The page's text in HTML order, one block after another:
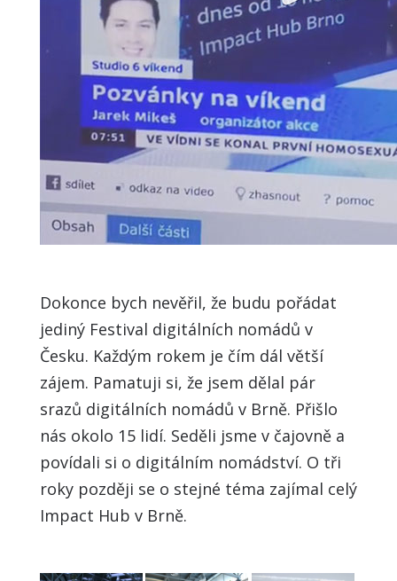
Dokonce bych nevěřil, že budu pořádat
jediný Festival digitálních nomádů v
Česku. Každým rokem je čím dál větší
zájem. Pamatuji si, že jsem dělal pár
srazů digitálních nomádů v Brně. Přišlo
nás okolo 15 lidí. Seděli jsme v čajovně a
povídali si o digitálním nomádství. O tři
roky později se o stejné téma zajímal celý
Impact Hub v Brně.